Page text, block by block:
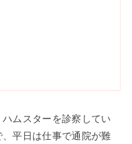
ムスターを診察してい
平日は仕事で通院が難